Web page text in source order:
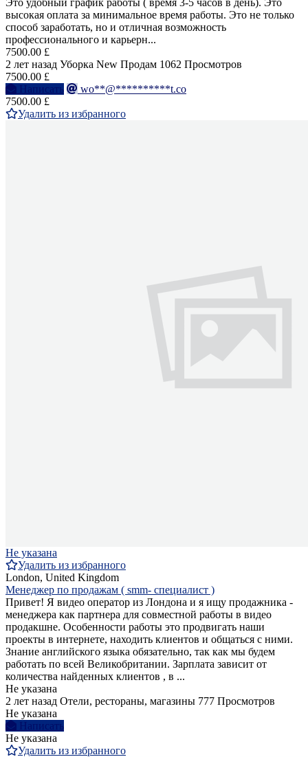
высокая оплата за минимальное время работы. Это не только
способ заработать, но и отличная возможность
профессионального и карьерн...
7500.00 £
2 лет назад Уборка New Продам 1062 Просмотров
7500.00 £
Написать
wo**@**********t.co
7500.00 £
Удалить из избранного
Не указана
Удалить из избранного
London, United Kingdom
Менеджер по продажам ( smm- специалист )
Привет! Я видео оператор из Лондона и я ищу продажника -
менеджера как партнера для совместной работы в видео
продакшне. Особенности работы это продвигать наши
проекты в интернете, находить клиентов и общаться с ними.
Знание английского языка обязательно, так как мы будем
работать по всей Великобритании. Зарплата зависит от
количества найденных клиентов , в ...
Не указана
2 лет назад Отели, рестораны, магазины 777 Просмотров
Не указана
Написать
Не указана
Удалить из избранного